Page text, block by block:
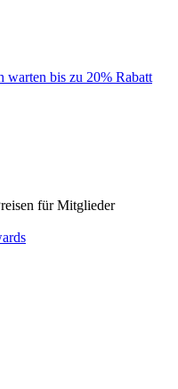
warten bis zu 20% Rabatt
für Mitglieder